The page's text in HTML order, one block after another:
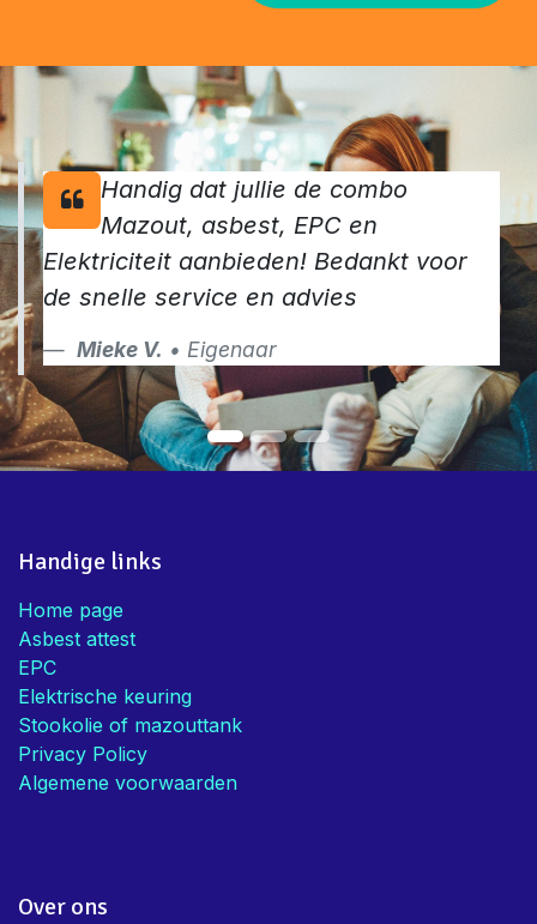
Handig dat jullie de combo
Mazout, asbest, EPC en
Elektriciteit aanbieden! Bedankt voor
de snelle service en advies
Mieke V. • Eigenaar
Handige links
Home page
Asbest attest
EPC
Elektrische keuring
Stookolie of mazouttank
Privacy Policy
Algemene voorwaarden
Over ons